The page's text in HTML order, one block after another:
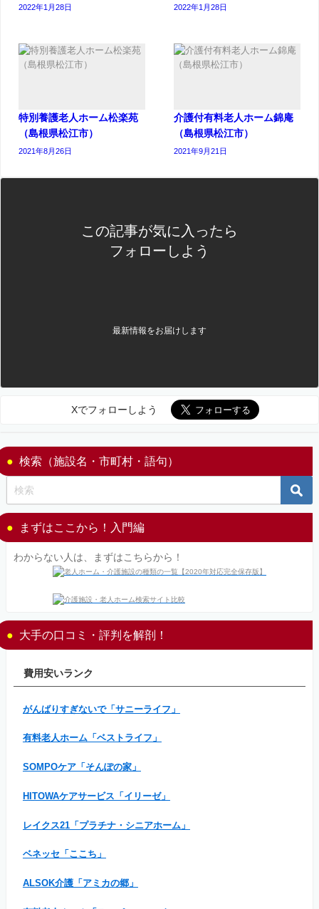
2022年1月28日 2022年1月28日
特別養護老人ホーム松楽苑
（島根県松江市）
2021年8月26日
介護付有料老人ホーム錦庵
（島根県松江市）
2021年9月21日
この記事が気に入ったら
フォローしよう
最新情報をお届けします
Xでフォローしよう
検索（施設名・市町村・語句）
まずはここから！入門編
わからない人は、まずはこちらから！
大手の口コミ・評判を解剖！
費用安いランク
がんばりすぎないで「サニーライフ」
有料老人ホーム「ベストライフ」
SOMPOケア「そんぽの家」
HITOWAケアサービス「イリーゼ」
レイクス21「プラチナ・シニアホーム」
ベネッセ「ここち」
ALSOK介護「アミカの郷」